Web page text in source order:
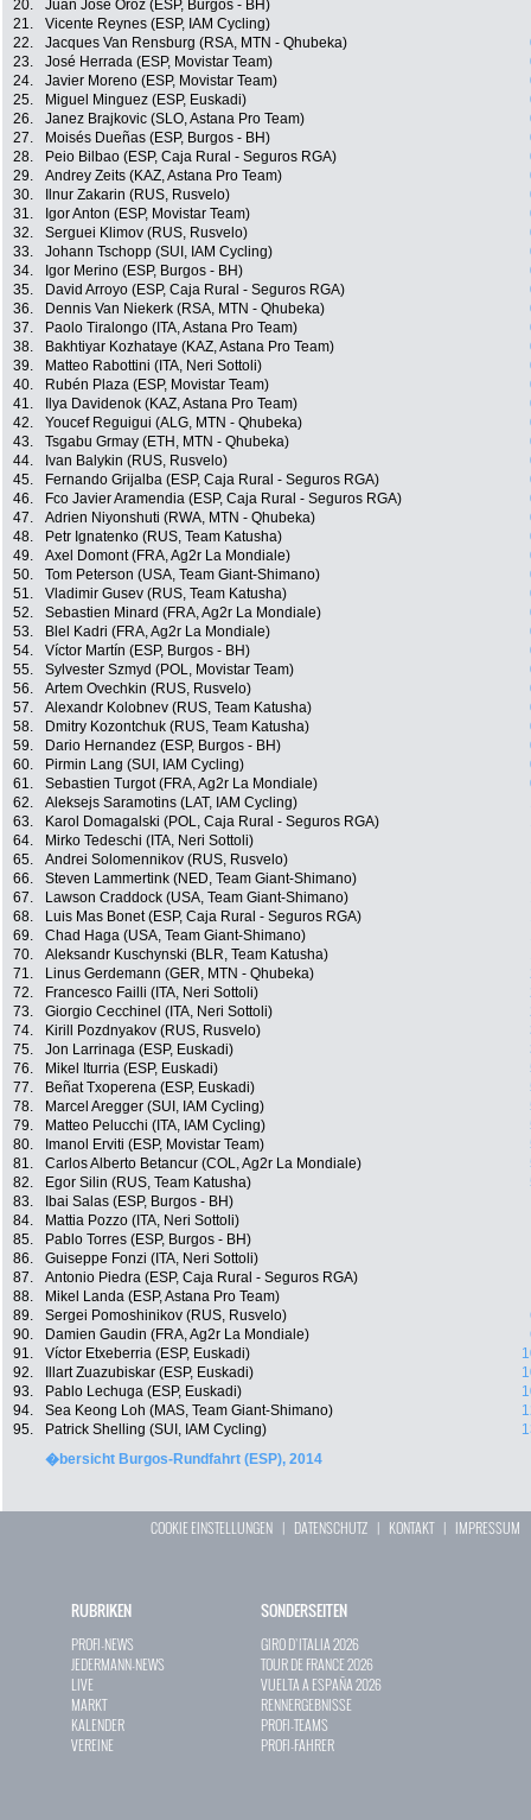
20.
Juan José Oroz (ESP, Burgos - BH)
21.
Vicente Reynes (ESP, IAM Cycling)
22.
Jacques Van Rensburg (RSA, MTN - Qhubeka)
23.
José Herrada (ESP, Movistar Team)
24.
Javier Moreno (ESP, Movistar Team)
25.
Miguel Minguez (ESP, Euskadi)
26.
Janez Brajkovic (SLO, Astana Pro Team)
27.
Moisés Dueñas (ESP, Burgos - BH)
28.
Peio Bilbao (ESP, Caja Rural - Seguros RGA)
29.
Andrey Zeits (KAZ, Astana Pro Team)
30.
Ilnur Zakarin (RUS, Rusvelo)
31.
Igor Anton (ESP, Movistar Team)
32.
Serguei Klimov (RUS, Rusvelo)
33.
Johann Tschopp (SUI, IAM Cycling)
34.
Igor Merino (ESP, Burgos - BH)
35.
David Arroyo (ESP, Caja Rural - Seguros RGA)
36.
Dennis Van Niekerk (RSA, MTN - Qhubeka)
37.
Paolo Tiralongo (ITA, Astana Pro Team)
38.
Bakhtiyar Kozhataye (KAZ, Astana Pro Team)
39.
Matteo Rabottini (ITA, Neri Sottoli)
40.
Rubén Plaza (ESP, Movistar Team)
41.
Ilya Davidenok (KAZ, Astana Pro Team)
42.
Youcef Reguigui (ALG, MTN - Qhubeka)
43.
Tsgabu Grmay (ETH, MTN - Qhubeka)
44.
Ivan Balykin (RUS, Rusvelo)
45.
Fernando Grijalba (ESP, Caja Rural - Seguros RGA)
46.
Fco Javier Aramendia (ESP, Caja Rural - Seguros RGA)
47.
Adrien Niyonshuti (RWA, MTN - Qhubeka)
48.
Petr Ignatenko (RUS, Team Katusha)
49.
Axel Domont (FRA, Ag2r La Mondiale)
50.
Tom Peterson (USA, Team Giant-Shimano)
51.
Vladimir Gusev (RUS, Team Katusha)
52.
Sebastien Minard (FRA, Ag2r La Mondiale)
53.
Blel Kadri (FRA, Ag2r La Mondiale)
54.
Víctor Martín (ESP, Burgos - BH)
55.
Sylvester Szmyd (POL, Movistar Team)
56.
Artem Ovechkin (RUS, Rusvelo)
57.
Alexandr Kolobnev (RUS, Team Katusha)
58.
Dmitry Kozontchuk (RUS, Team Katusha)
59.
Dario Hernandez (ESP, Burgos - BH)
60.
Pirmin Lang (SUI, IAM Cycling)
61.
Sebastien Turgot (FRA, Ag2r La Mondiale)
62.
Aleksejs Saramotins (LAT, IAM Cycling)
63.
Karol Domagalski (POL, Caja Rural - Seguros RGA)
64.
Mirko Tedeschi (ITA, Neri Sottoli)
65.
Andrei Solomennikov (RUS, Rusvelo)
66.
Steven Lammertink (NED, Team Giant-Shimano)
67.
Lawson Craddock (USA, Team Giant-Shimano)
68.
Luis Mas Bonet (ESP, Caja Rural - Seguros RGA)
69.
Chad Haga (USA, Team Giant-Shimano)
70.
Aleksandr Kuschynski (BLR, Team Katusha)
71.
Linus Gerdemann (GER, MTN - Qhubeka)
72.
Francesco Failli (ITA, Neri Sottoli)
73.
Giorgio Cecchinel (ITA, Neri Sottoli)
74.
Kirill Pozdnyakov (RUS, Rusvelo)
75.
Jon Larrinaga (ESP, Euskadi)
76.
Mikel Iturria (ESP, Euskadi)
77.
Beñat Txoperena (ESP, Euskadi)
78.
Marcel Aregger (SUI, IAM Cycling)
79.
Matteo Pelucchi (ITA, IAM Cycling)
80.
Imanol Erviti (ESP, Movistar Team)
81.
Carlos Alberto Betancur (COL, Ag2r La Mondiale)
82.
Egor Silin (RUS, Team Katusha)
83.
Ibai Salas (ESP, Burgos - BH)
84.
Mattia Pozzo (ITA, Neri Sottoli)
85.
Pablo Torres (ESP, Burgos - BH)
86.
Guiseppe Fonzi (ITA, Neri Sottoli)
87.
Antonio Piedra (ESP, Caja Rural - Seguros RGA)
88.
Mikel Landa (ESP, Astana Pro Team)
89.
Sergei Pomoshinikov (RUS, Rusvelo)
90.
Damien Gaudin (FRA, Ag2r La Mondiale)
91.
Víctor Etxeberria (ESP, Euskadi)
92.
Illart Zuazubiskar (ESP, Euskadi)
93.
Pablo Lechuga (ESP, Euskadi)
94.
Sea Keong Loh (MAS, Team Giant-Shimano)
95.
Patrick Shelling (SUI, IAM Cycling)
�bersicht Burgos-Rundfahrt (ESP), 2014
COOKIE EINSTELLUNGEN | DATENSCHUTZ | KONTAKT| IMPRESSUM
RUBRIKEN
PROFI-NEWS
JEDERMANN-NEWS
LIVE
MARKT
KALENDER
VEREINE
SONDERSEITEN
GIRO D`ITALIA 2026
TOUR DE FRANCE 2026
VUELTA A ESPAÑA 2026
RENNERGEBNISSE
PROFI-TEAMS
PROFI-FAHRER